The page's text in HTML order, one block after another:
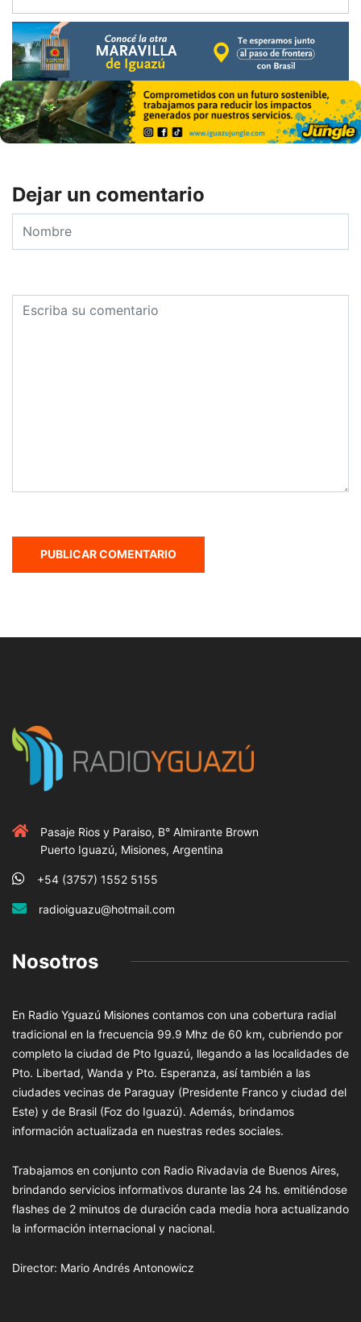
Dejar un comentario
Pasaje Rios y Paraiso, B° Almirante Brown
Puerto Iguazú, Misiones, Argentina
+54 (3757) 1552 5155
radioiguazu@hotmail.com
Nosotros
En Radio Yguazú Misiones contamos con una cobertura radial
tradicional en la frecuencia 99.9 Mhz de 60 km, cubriendo por
completo la ciudad de Pto Iguazú, llegando a las localidades de
Pto. Libertad, Wanda y Pto. Esperanza, así también a las
ciudades vecinas de Paraguay (Presidente Franco y ciudad del
Este) y de Brasil (Foz do Iguazú). Además, brindamos
información actualizada en nuestras redes sociales.
Trabajamos en conjunto con Radio Rivadavia de Buenos Aires,
brindando servicios informativos durante las 24 hs. emitiéndose
flashes de 2 minutos de duración cada media hora actualizando
la información internacional y nacional.
Director: Mario Andrés Antonowicz